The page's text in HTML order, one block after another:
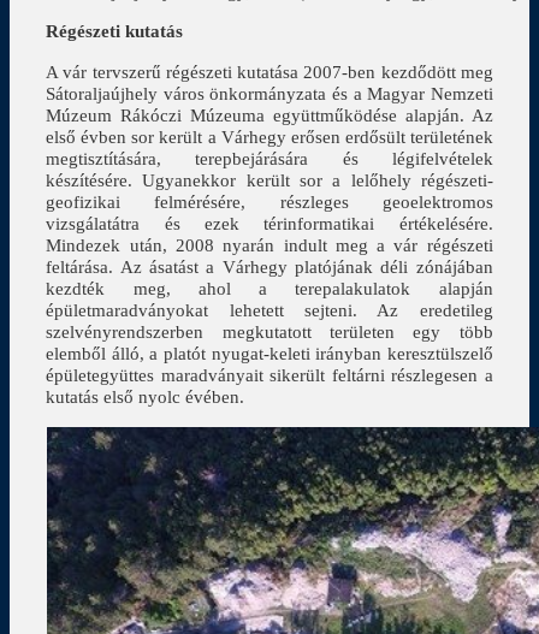
Régészeti kutatás
A vár tervszerű régészeti kutatása 2007-ben kezdődött meg
Sátoraljaújhely város önkormányzata és a Magyar Nemzeti
Múzeum Rákóczi Múzeuma együttműködése alapján. Az
első évben sor került a Várhegy erősen erdősült területének
megtisztítására, terepbejárására és légifelvételek
készítésére. Ugyanekkor került sor a lelőhely régészeti-
geofizikai felmérésére, részleges geoelektromos
vizsgálatátra és ezek térinformatikai értékelésére.
Mindezek után, 2008 nyarán indult meg a vár régészeti
feltárása. Az ásatást a Várhegy platójának déli zónájában
kezdték meg, ahol a terepalakulatok alapján
épületmaradványokat lehetett sejteni. Az eredetileg
szelvényrendszerben megkutatott területen egy több
elemből álló, a platót nyugat-keleti irányban keresztülszelő
épületegyüttes maradványait sikerült feltárni részlegesen a
kutatás első nyolc évében.